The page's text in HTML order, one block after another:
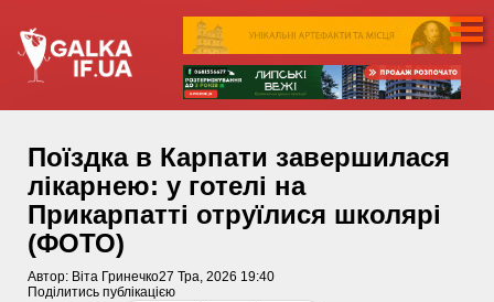
Поїздка в Карпати завершилася
лікарнею: у готелі на
Прикарпатті отруїлися школярі
(ФОТО)
Автор: Віта Гринечко27 Тра, 2026 19:40
Поділитись публікацією